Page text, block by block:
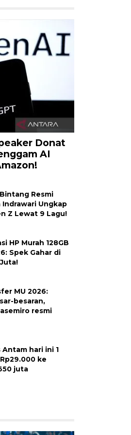
Donat
AI
Resmi
Indrawari Ungkap
Z Lewat 9 Lagu!
HP Murah 128GB
Spek Gahar di
MU 2026:
besaran,
resmi
Antam hari ini 1
ke
juta